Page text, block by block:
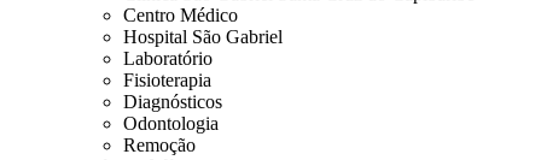
Centro Médico
Hospital São Gabriel
Laboratório
Fisioterapia
Diagnósticos
Odontologia
Remoção